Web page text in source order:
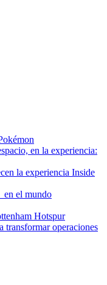
en la experiencia:
la experiencia Inside
el mundo
Hotspur
transformar operaciones